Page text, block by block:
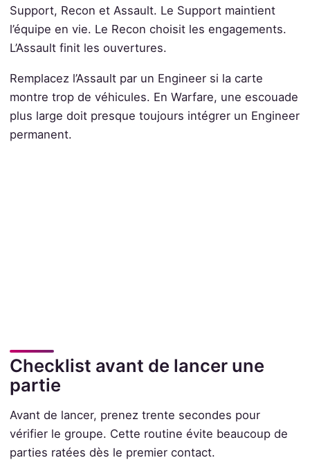
Support, Recon et Assault. Le Support maintient
l’équipe en vie. Le Recon choisit les engagements.
L’Assault finit les ouvertures.
Remplacez l’Assault par un Engineer si la carte
montre trop de véhicules. En Warfare, une escouade
plus large doit presque toujours intégrer un Engineer
permanent.
Checklist avant de lancer une
partie
Avant de lancer, prenez trente secondes pour
vérifier le groupe. Cette routine évite beaucoup de
parties ratées dès le premier contact.